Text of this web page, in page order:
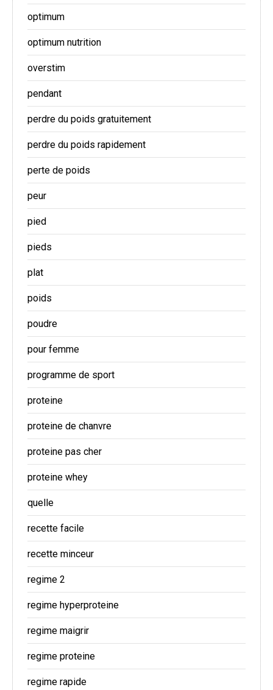
optimum
optimum nutrition
overstim
pendant
perdre du poids gratuitement
perdre du poids rapidement
perte de poids
peur
pied
pieds
plat
poids
poudre
pour femme
programme de sport
proteine
proteine de chanvre
proteine pas cher
proteine whey
quelle
recette facile
recette minceur
regime 2
regime hyperproteine
regime maigrir
regime proteine
regime rapide